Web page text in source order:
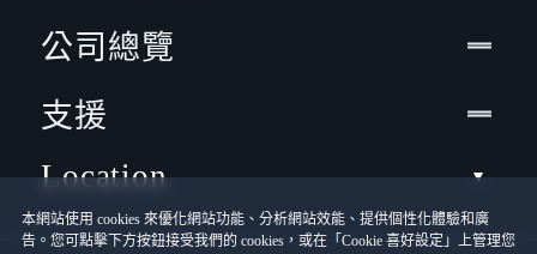
本網站使用 cookies 來優化網站功能、分析網站效能、提供個性化體驗和廣
告。您可點擊下方按鈕接受我們的 cookies，或在「Cookie 喜好設定」上管理您
公司總覽
支援
Location